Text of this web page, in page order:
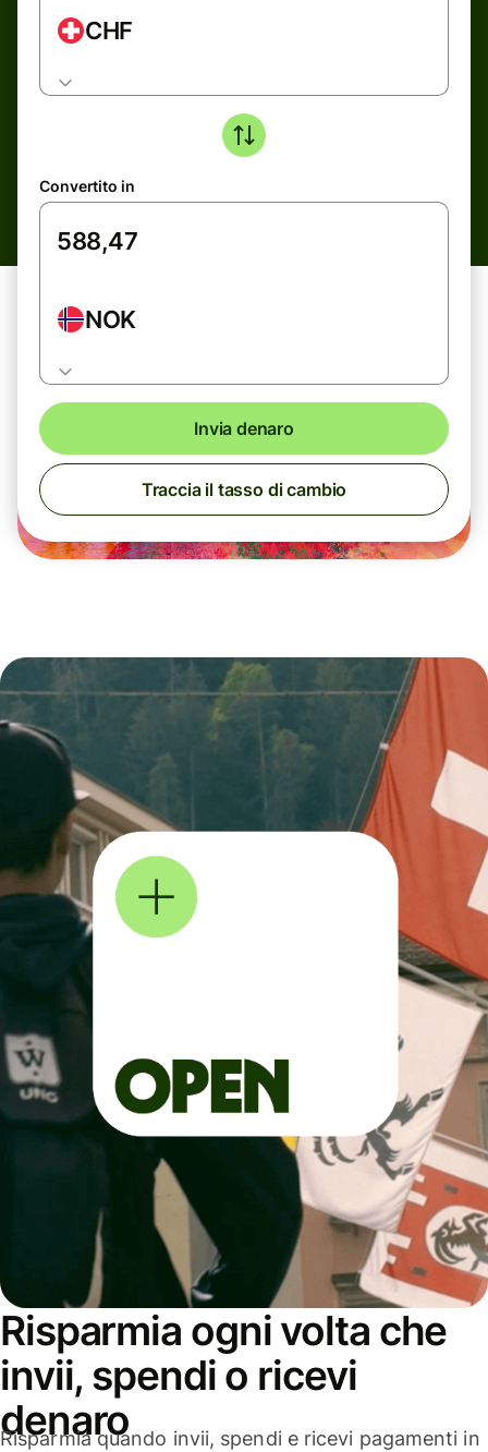
CHF
Convertito in
NOK
Invia denaro
Traccia il tasso di cambio
Risparmia ogni volta che
invii, spendi o ricevi
denaro
Risparmia quando invii, spendi e ricevi pagamenti in